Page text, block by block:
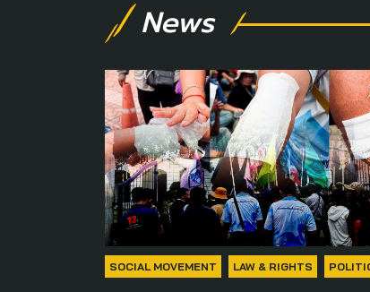
News
SOCIAL MOVEMENT LAW & RIGHTS